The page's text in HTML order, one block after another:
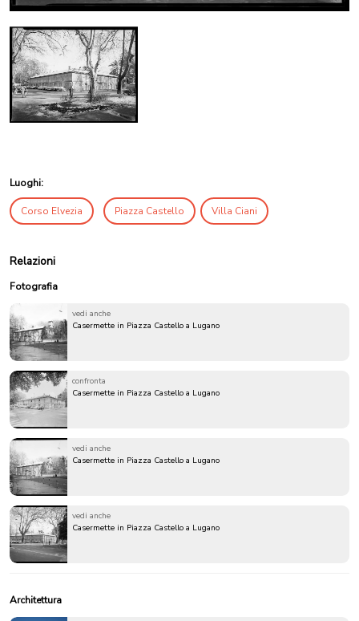
Luoghi:
Corso Elvezia Piazza Castello Villa Ciani
Relazioni
Fotografia
vedi anche
Casermette in Piazza Castello a Lugano
confronta
Casermette in Piazza Castello a Lugano
vedi anche
Casermette in Piazza Castello a Lugano
vedi anche
Casermette in Piazza Castello a Lugano
Architettura